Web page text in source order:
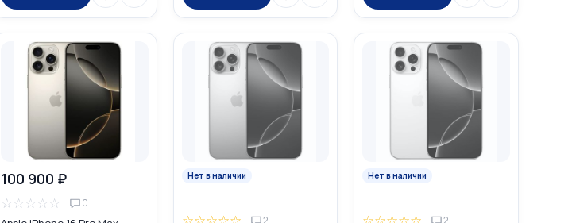
100 900 ₽
☆☆☆☆☆ 0
Нет в наличии Нет в наличии